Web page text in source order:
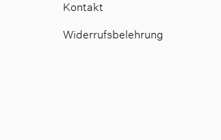
Kontakt
Widerrufsbelehrung